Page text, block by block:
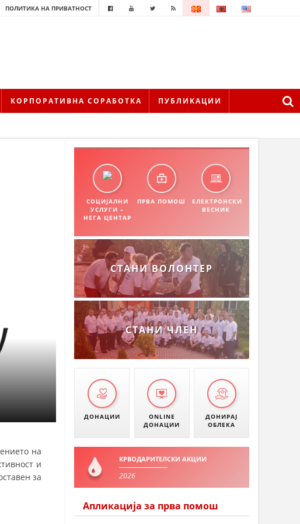
ПОЛИТИКА НА ПРИВАТНОСТ
КОРПОРАТИВНА СОРАБОТКА ПУБЛИКАЦИИ
на
и
за
СОЦИЈАЛНИ
УСЛУГИ –
НЕГА ЦЕНТАР
ПРВА ПОМОШ
ЕЛЕКТРОНСКИ
ВЕСНИК
СТАНИ ВОЛОНТЕР
СТАНИ ЧЛЕН
ДОНАЦИИ
ONLINE
ДОНАЦИИ
ДОНИРАЈ
ОБЛЕКА
КРВОДАРИТЕЛСКИ АКЦИИ
2026
Апликација за прва помош